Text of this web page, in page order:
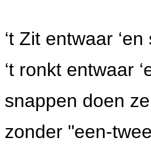
‘t Zit entwaar
‘t ronkt entwaar
snappen doen
zonder "een-